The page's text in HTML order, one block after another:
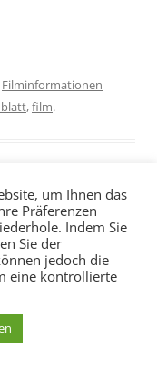
Filminformationen
,film.
WordPress
um Ihnen das
Präferenzen
Indem Sie
Sie der
jedoch die
eine kontrollierte